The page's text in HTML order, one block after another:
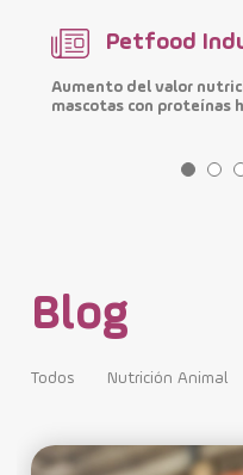
Petfood
Aumento del valor
mascotas con proteínas
Blog
Todos Nutrición Animal